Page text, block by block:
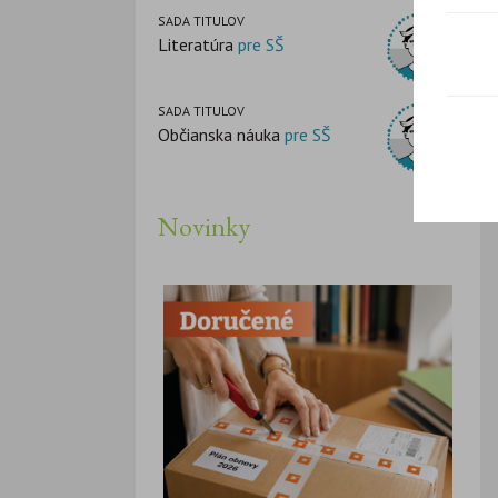
SADA TITULOV
Literatúra pre SŠ
SADA TITULOV
Občianska náuka pre SŠ
Novinky